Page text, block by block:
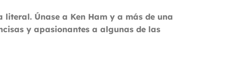
Únase a Ken Ham y a más de una
y apasionantes a algunas de las